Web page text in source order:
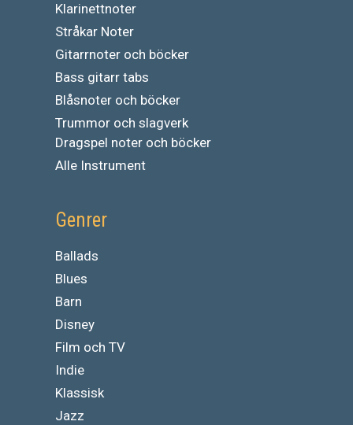
Klarinettnoter
Stråkar Noter
Gitarrnoter och böcker
Bass gitarr tabs
Blåsnoter och böcker
Trummor och slagverk
Dragspel noter och böcker
Alle Instrument
Genrer
Ballads
Blues
Barn
Disney
Film och TV
Indie
Klassisk
Jazz